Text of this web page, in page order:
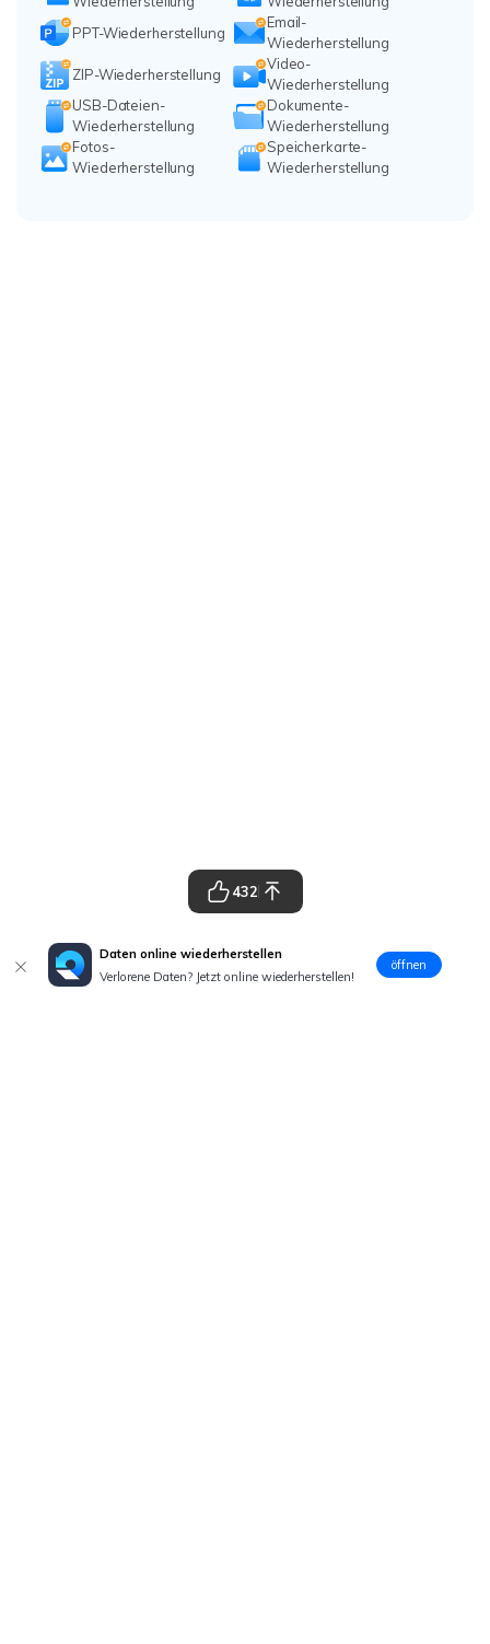
PPT-Wiederherstellung
Email-
Wiederherstellung
ZIP-Wiederherstellung
Video-
Wiederherstellung
USB-Dateien-
Wiederherstellung
Dokumente-
Wiederherstellung
Fotos-
Wiederherstellung
Speicherkarte-
Wiederherstellung
Daten online wiederherstellen
Verlorene Daten? Jetzt online wiederherstellen!
öffnen
432